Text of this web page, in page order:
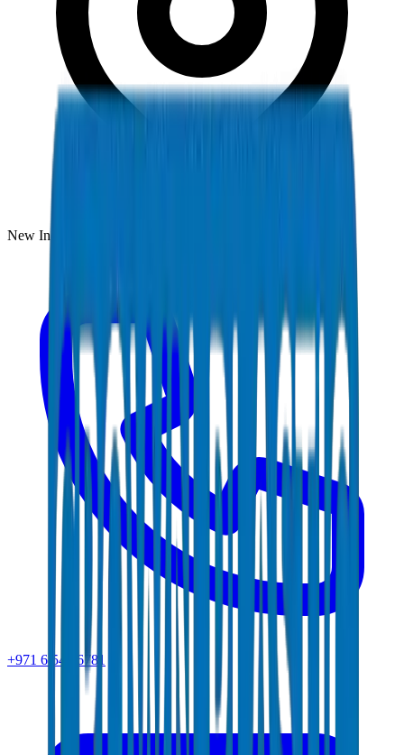
New Industrial Area, Umm Al Quwain, UAE
+971 6 543 6781